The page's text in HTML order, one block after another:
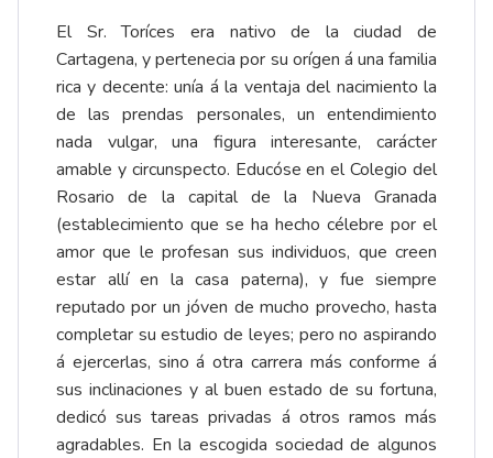
El Sr. Toríces era nativo de la ciudad de
Cartagena, y pertenecia por su orígen á una familia
rica y decente: unía á la ventaja del nacimiento la
de las prendas personales, un entendimiento
nada vulgar, una figura interesante, carácter
amable y circunspecto. Educóse en el Colegio del
Rosario de la capital de la Nueva Granada
(establecimiento que se ha hecho célebre por el
amor que le profesan sus individuos, que creen
estar allí en la casa paterna), y fue siempre
reputado por un jóven de mucho provecho, hasta
completar su estudio de leyes; pero no aspirando
á ejercerlas, sino á otra carrera más conforme á
sus inclinaciones y al buen estado de su fortuna,
dedicó sus tareas privadas á otros ramos más
agradables. En la escogida sociedad de algunos